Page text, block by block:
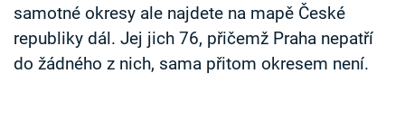
Sledujte nás
samotné okresy ale najdete na mapě České
republiky dál. Jej jich 76, přičemž Praha nepatří
do žádného z nich, sama přitom okresem není.